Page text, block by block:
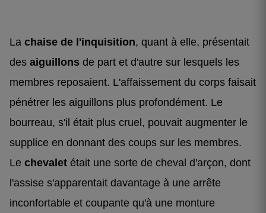
La chaise de l'inquisition, quant à elle, présentait
des aiguillons de part et d'autre sur lesquels les
membres reposaient. L'affaissement du corps faisait
pénétrer les aiguillons plus profondément. Le
bourreau, s'il était plus cruel, pouvait augmenter le
supplice en donnant des coups sur les membres.
Le chevalet était une sorte de cheval d'arçon, dont
l'assise s'apparentait davantage à une arrête
inconfortable et coupante qu'à une monture